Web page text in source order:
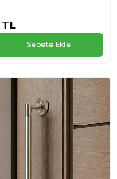
TL
Sepete Ekle